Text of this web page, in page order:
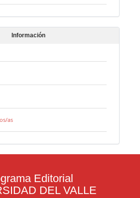
Información
as
Editorial
DEL VALLE